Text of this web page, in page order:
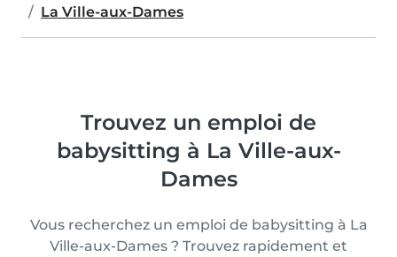
La Ville-aux-Dames
Trouvez un emploi de
babysitting à La Ville-aux-
Dames
Vous recherchez un emploi de babysitting à La
Ville-aux-Dames ? Trouvez rapidement et